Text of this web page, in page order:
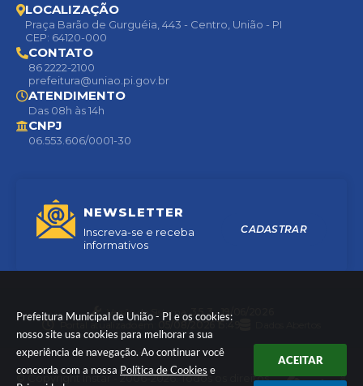
Prefeitura Municipal de União - PI e os cookies:
nosso site usa cookies para melhorar a sua
experiência de navegação. Ao continuar você
concorda com a nossa Política de Cookies e
ACEITAR
NEWSLETTER
Inscreva-se e receba
informativos
CADASTRAR
LOCALIZAÇÃO
Praça Barão de Gurguéia, 443 - Centro, União - PI
CEP: 64120-000
CONTATO
86 2222-2100
prefeitura@uniao.pi.gov.br
ATENDIMENTO
Das 08h às 14h
CNPJ
06.553.606/0001-30
Versão do Sistema:
3.5.3 - 19/06/2026
Portal atualizado em:
© Copyright Instar - 2006-2026. Todos os direitos